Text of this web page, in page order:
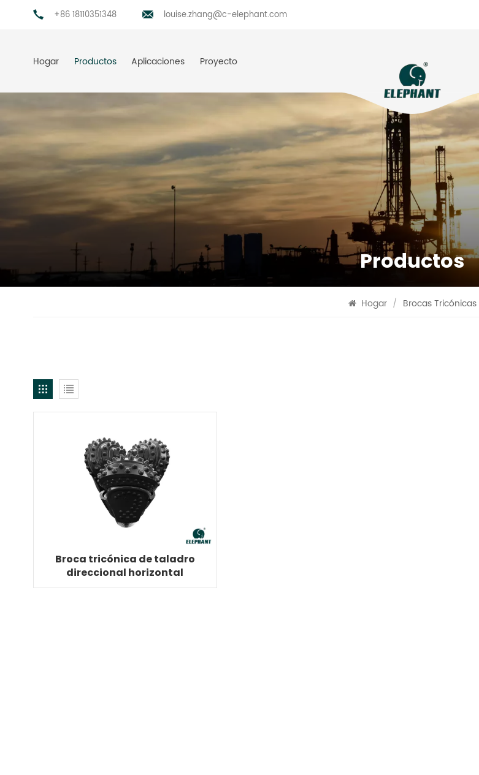
+86 18110351348 louise.zhang@c-elephant.com
Hogar Productos Aplicaciones Proyecto
Productos
Hogar / Brocas Tricónicas
Broca tricónica de taladro
direccional horizontal